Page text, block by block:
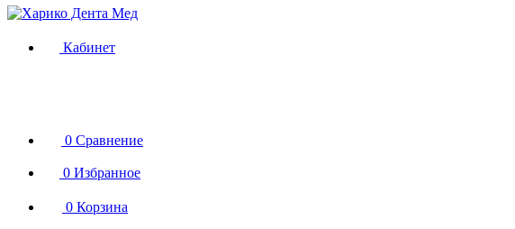
Кабинет
0 Сравнение
0 Избранное
0 Корзина